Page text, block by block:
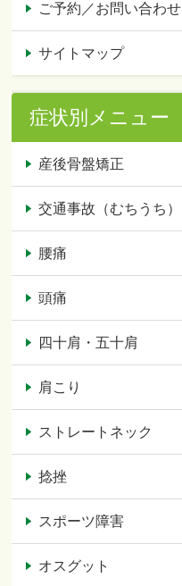
ご予約／お問い合わせ
サイトマップ
症状別メニュー
産後骨盤矯正
交通事故（むちうち）
腰痛
頭痛
四十肩・五十肩
肩こり
ストレートネック
捻挫
スポーツ障害
オスグット